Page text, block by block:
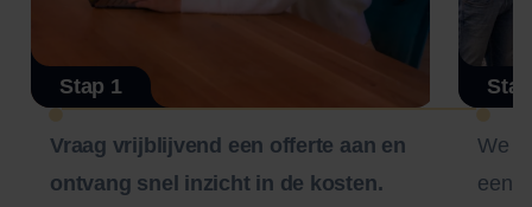
Stap 1
Vraag vrijblijvend een offerte aan en
ontvang snel inzicht in de kosten.
We
een